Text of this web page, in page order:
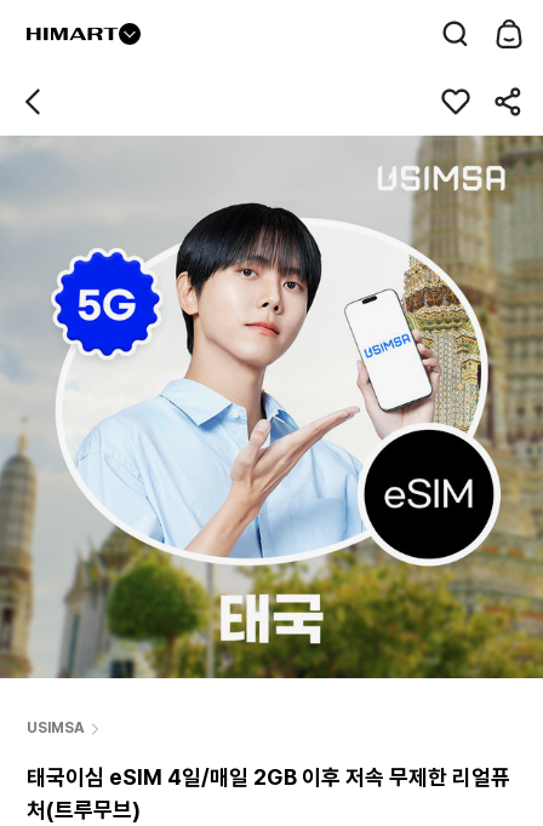
USIMSA
태국이심 eSIM 4일/매일 2GB 이후 저속 무제한 리얼퓨
처(트루무브)